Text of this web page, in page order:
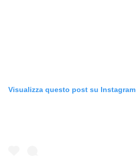
Visualizza questo post su Instagram